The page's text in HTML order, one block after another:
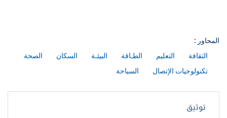
المحاور :
الثقافة
التعليم الطـاقة البيئـة السكان
الصحة
تكنولوجيات الإتصال
السياحة
توثيق